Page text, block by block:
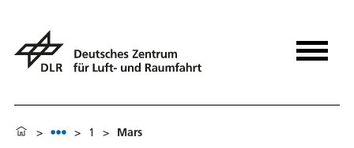
> > 1 > Mars